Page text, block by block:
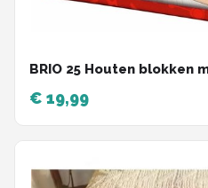
BRIO 25 Houten blokken
€ 19,99